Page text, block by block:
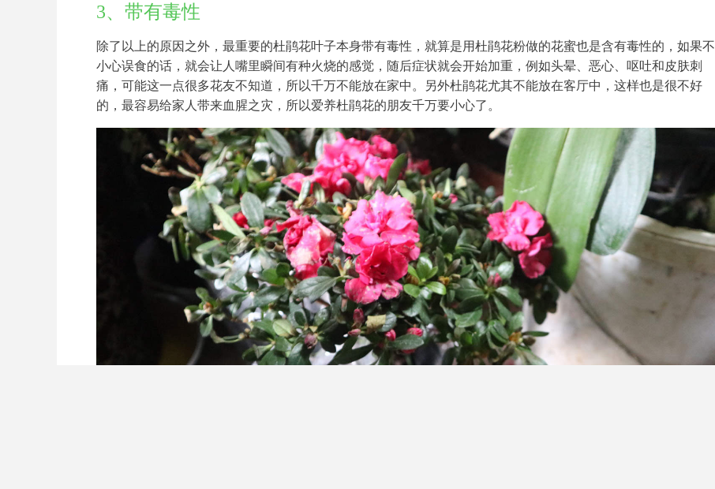
3、带有毒性
除了以上的原因之外，最重要的杜鹃花叶子本身带有毒性，就算是用杜鹃花粉做的花蜜也是含有毒性的，如果不
小心误食的话，就会让人嘴里瞬间有种火烧的感觉，随后症状就会开始加重，例如头晕、恶心、呕吐和皮肤刺
痛，可能这一点很多花友不知道，所以千万不能放在家中。另外杜鹃花尤其不能放在客厅中，这样也是很不好
的，最容易给家人带来血腥之灾，所以爱养杜鹃花的朋友千万要小心了。